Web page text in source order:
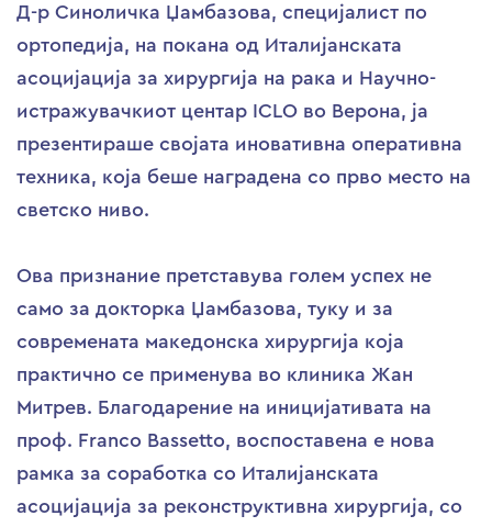
Д-р Синоличка Џамбазова, специјалист по
ортопедија, на покана од Италијанската
асоцијација за хирургија на рака и Научно-
истражувачкиот центар ICLO во Верона, ја
презентираше својата иновативна оперативна
техника, која беше наградена со прво место на
светско ниво.
Ова признание претставува голем успех не
само за докторка Џамбазова, туку и за
современата македонска хирургија која
практично се применува во клиника Жан
Митрев. Благодарение на иницијативата на
проф. Franco Bassetto, воспоставена е нова
рамка за соработка со Италијанската
асоцијација за реконструктивна хирургија, со